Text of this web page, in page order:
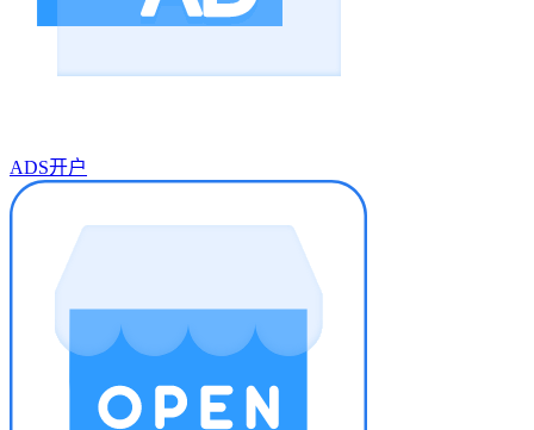
ADS开户